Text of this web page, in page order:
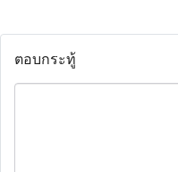
ตอบกระทู้